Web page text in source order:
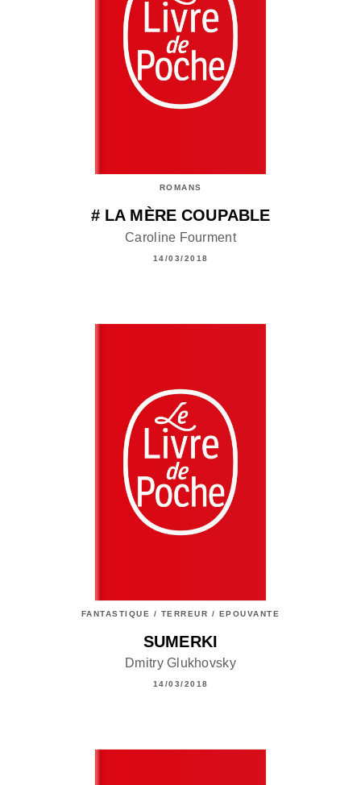
ROMANS
# LA MÈRE COUPABLE
Caroline Fourment
14/03/2018
FANTASTIQUE / TERREUR / EPOUVANTE
SUMERKI
Dmitry Glukhovsky
14/03/2018